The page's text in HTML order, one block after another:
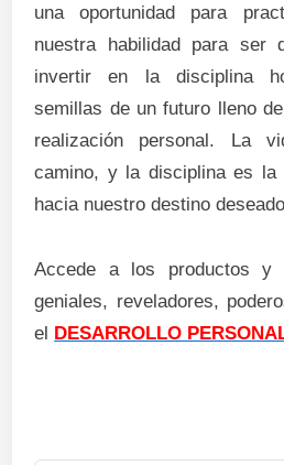
una oportunidad para
nuestra habilidad para ser
invertir en la disciplina
semillas de un futuro lleno
realización personal. La
camino, y la disciplina es la
hacia nuestro destino
Accede a los productos y
geniales, reveladores,
el DESARROLLO